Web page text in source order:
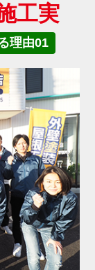
工実
理由01